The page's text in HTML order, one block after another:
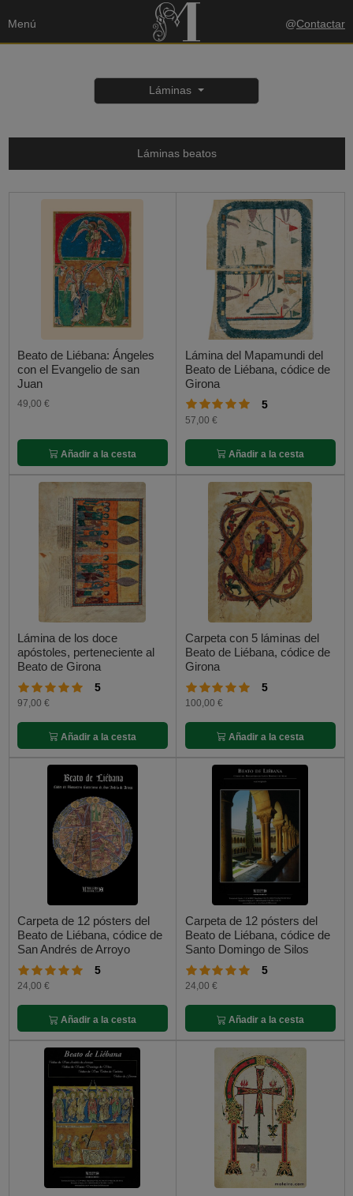
Menú @Contactar
Láminas
Láminas beatos
Beato de Liébana: Ángeles
con el Evangelio de san
Juan
49,00 €
Añadir a la cesta
Lámina del Mapamundi del
Beato de Liébana, códice de
Girona
5
57,00 €
Añadir a la cesta
Lámina de los doce
apóstoles, perteneciente al
Beato de Girona
5
97,00 €
Añadir a la cesta
Carpeta con 5 láminas del
Beato de Liébana, códice de
Girona
5
100,00 €
Añadir a la cesta
Carpeta de 12 pósters del
Beato de Liébana, códice de
San Andrés de Arroyo
5
24,00 €
Añadir a la cesta
Carpeta de 12 pósters del
Beato de Liébana, códice de
Santo Domingo de Silos
5
24,00 €
Añadir a la cesta